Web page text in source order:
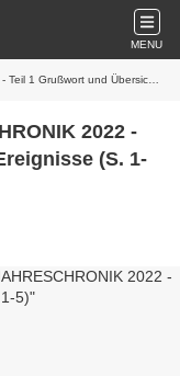
MENU
und Übersicht Ereignisse (S. 1-5)
2022 -
(S. 1-